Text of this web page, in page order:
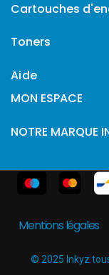
Cartouches
Toners
Aide
MON ESPACE
NOTRE MARQUE
Mentions légales
© 2025 Inkyz